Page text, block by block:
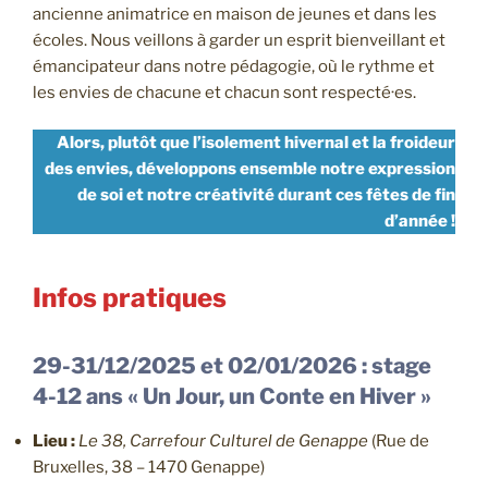
ancienne animatrice en maison de jeunes et dans les
écoles. Nous veillons à garder un esprit bienveillant et
émancipateur dans notre pédagogie, où le rythme et
les envies de chacune et chacun sont respecté·es.
Alors, plutôt que l’isolement hivernal et la froideur
des envies, développons ensemble notre expression
de soi et notre créativité durant ces fêtes de fin
d’année !
Infos pratiques
29-31/12/2025 et 02/01/2026 : stage
4-12 ans « Un Jour, un Conte en Hiver »
Lieu : Le 38, Carrefour Culturel de Genappe (Rue de
Bruxelles, 38 – 1470 Genappe)